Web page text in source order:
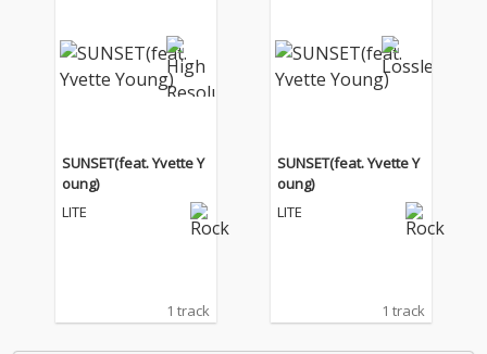
SUNSET(feat. Yvette Y
oung)
LITE
1 track
SUNSET(feat. Yvette Y
oung)
LITE
1 track